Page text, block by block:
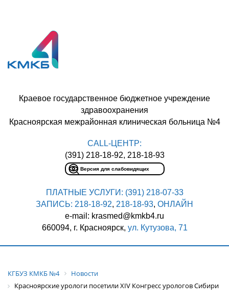
CALL-ЦЕНТР:
(391) 218-18-92, 218-18-93
Версия для слабовидящих
Краевое государственное бюджетное учреждение
здравоохранения
Красноярская межрайонная клиническая больница №4
ПЛАТНЫЕ УСЛУГИ: (391) 218-07-33
ЗАПИСЬ: 218-18-92, 218-18-93, ОНЛАЙН
e-mail: krasmed@kmkb4.ru
660094, г. Красноярск, ул. Кутузова, 71
КГБУЗ КМКБ №4
Новости
Красноярские урологи посетили XIV Конгресс урологов Сибири